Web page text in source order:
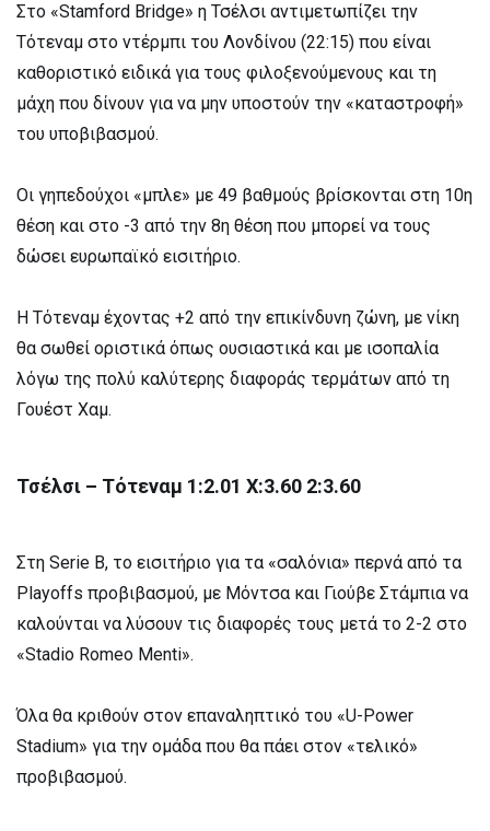
Στο «Stamford Bridge» η Τσέλσι αντιμετωπίζει την
Τότεναμ στο ντέρμπι του Λονδίνου (22:15) που είναι
καθοριστικό ειδικά για τους φιλοξενούμενους και τη
μάχη που δίνουν για να μην υποστούν την «καταστροφή»
του υποβιβασμού.
Οι γηπεδούχοι «μπλε» με 49 βαθμούς βρίσκονται στη 10η
θέση και στο -3 από την 8η θέση που μπορεί να τους
δώσει ευρωπαϊκό εισιτήριο.
Η Τότεναμ έχοντας +2 από την επικίνδυνη ζώνη, με νίκη
θα σωθεί οριστικά όπως ουσιαστικά και με ισοπαλία
λόγω της πολύ καλύτερης διαφοράς τερμάτων από τη
Γουέστ Χαμ.
Τσέλσι – Τότεναμ 1:2.01 X:3.60 2:3.60
Στη Serie B, το εισιτήριο για τα «σαλόνια» περνά από τα
Playoffs προβιβασμού, με Μόντσα και Γιούβε Στάμπια να
καλούνται να λύσουν τις διαφορές τους μετά το 2-2 στο
«Stadio Romeo Menti».
Όλα θα κριθούν στον επαναληπτικό του «U-Power
Stadium» για την ομάδα που θα πάει στον «τελικό»
προβιβασμού.